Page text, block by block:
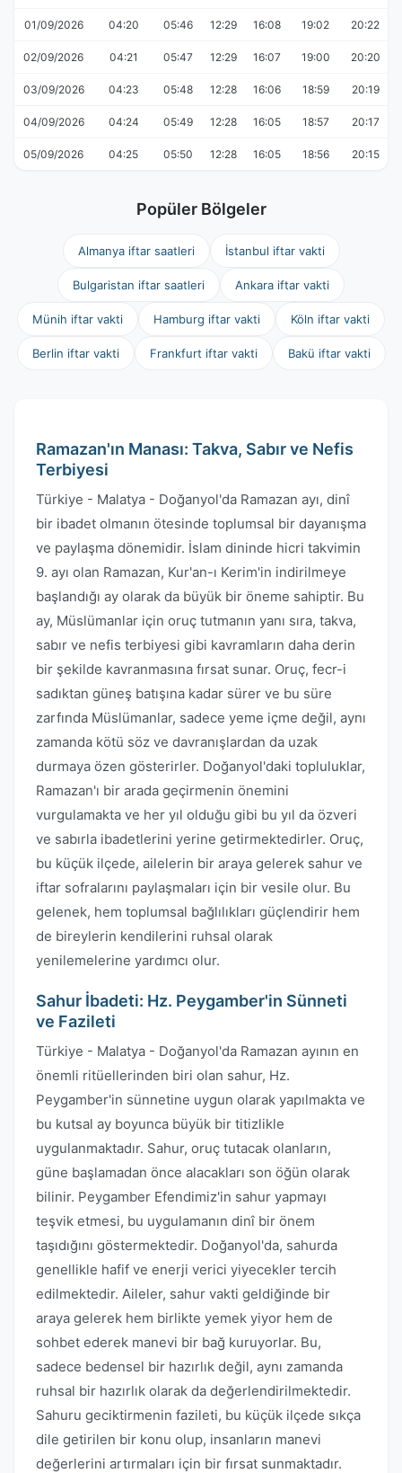
01/09/2026 04:20 05:46 12:29 16:08 19:02 20:22
02/09/2026 04:21 05:47 12:29 16:07 19:00 20:20
03/09/2026 04:23 05:48 12:28 16:06 18:59 20:19
04/09/2026 04:24 05:49 12:28 16:05 18:57 20:17
05/09/2026 04:25 05:50 12:28 16:05 18:56 20:15
Popüler Bölgeler
Almanya iftar saatleri İstanbul iftar vakti
Bulgaristan iftar saatleri Ankara iftar vakti
Münih iftar vakti Hamburg iftar vakti Köln iftar vakti
Berlin iftar vakti Frankfurt iftar vakti Bakü iftar vakti
Ramazan'ın Manası: Takva, Sabır ve Nefis
Terbiyesi
Türkiye - Malatya - Doğanyol'da Ramazan ayı, dinî
bir ibadet olmanın ötesinde toplumsal bir dayanışma
ve paylaşma dönemidir. İslam dininde hicri takvimin
9. ayı olan Ramazan, Kur'an-ı Kerim'in indirilmeye
başlandığı ay olarak da büyük bir öneme sahiptir. Bu
ay, Müslümanlar için oruç tutmanın yanı sıra, takva,
sabır ve nefis terbiyesi gibi kavramların daha derin
bir şekilde kavranmasına fırsat sunar. Oruç, fecr-i
sadıktan güneş batışına kadar sürer ve bu süre
zarfında Müslümanlar, sadece yeme içme değil, aynı
zamanda kötü söz ve davranışlardan da uzak
durmaya özen gösterirler. Doğanyol'daki topluluklar,
Ramazan'ı bir arada geçirmenin önemini
vurgulamakta ve her yıl olduğu gibi bu yıl da özveri
ve sabırla ibadetlerini yerine getirmektedirler. Oruç,
bu küçük ilçede, ailelerin bir araya gelerek sahur ve
iftar sofralarını paylaşmaları için bir vesile olur. Bu
gelenek, hem toplumsal bağlılıkları güçlendirir hem
de bireylerin kendilerini ruhsal olarak
yenilemelerine yardımcı olur.
Sahur İbadeti: Hz. Peygamber'in Sünneti
ve Fazileti
Türkiye - Malatya - Doğanyol'da Ramazan ayının en
önemli ritüellerinden biri olan sahur, Hz.
Peygamber'in sünnetine uygun olarak yapılmakta ve
bu kutsal ay boyunca büyük bir titizlikle
uygulanmaktadır. Sahur, oruç tutacak olanların,
güne başlamadan önce alacakları son öğün olarak
bilinir. Peygamber Efendimiz'in sahur yapmayı
teşvik etmesi, bu uygulamanın dinî bir önem
taşıdığını göstermektedir. Doğanyol'da, sahurda
genellikle hafif ve enerji verici yiyecekler tercih
edilmektedir. Aileler, sahur vakti geldiğinde bir
araya gelerek hem birlikte yemek yiyor hem de
sohbet ederek manevi bir bağ kuruyorlar. Bu,
sadece bedensel bir hazırlık değil, aynı zamanda
ruhsal bir hazırlık olarak da değerlendirilmektedir.
Sahuru geciktirmenin fazileti, bu küçük ilçede sıkça
dile getirilen bir konu olup, insanların manevi
değerlerini artırmaları için bir fırsat sunmaktadır.